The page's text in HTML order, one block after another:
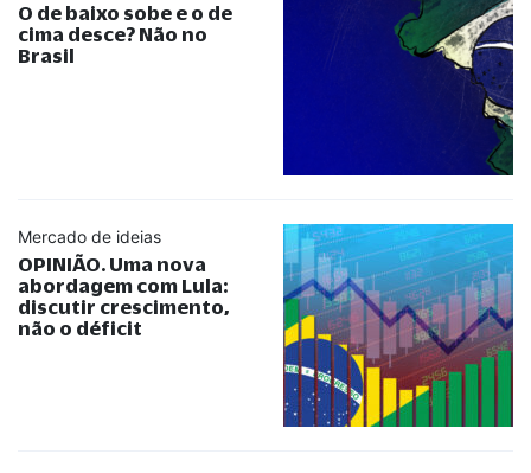
O de baixo sobe e o de
cima desce? Não no
Brasil
Mercado de ideias
OPINIÃO. Uma nova
abordagem com Lula:
discutir crescimento,
não o déficit